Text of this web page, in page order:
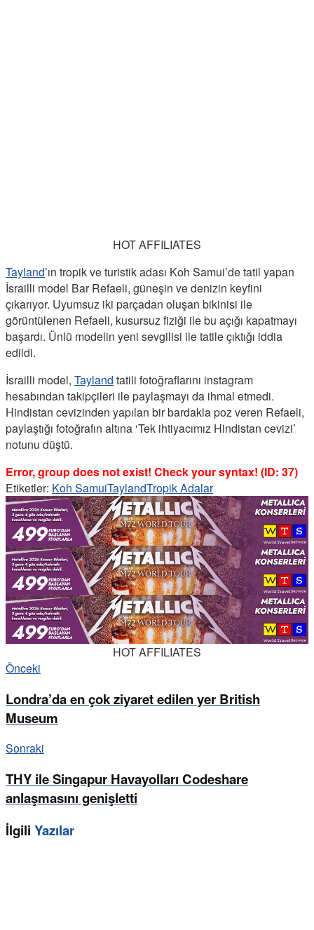
HOT AFFILIATES
Tayland’ın tropik ve turistik adası Koh Samui’de tatil yapan
İsrailli model Bar Refaeli, güneşin ve denizin keyfini
çıkarıyor. Uyumsuz iki parçadan oluşan bikinisi ile
görüntülenen Refaeli, kusursuz fiziği ile bu açığı kapatmayı
başardı. Ünlü modelin yeni sevgilisi ile tatile çıktığı iddia
edildi.
İsrailli model, Tayland tatili fotoğraflarını instagram
hesabından takipçileri ile paylaşmayı da ihmal etmedi.
Hindistan cevizinden yapılan bir bardakla poz veren Refaeli,
paylaştığı fotoğrafın altına ‘Tek ihtiyacımız Hindistan cevizi’
notunu düştü.
Error, group does not exist! Check your syntax! (ID: 37)
Etiketler: Koh SamuiTaylandTropik Adalar
HOT AFFILIATES
Önceki
Londra’da en çok ziyaret edilen yer British
Museum
Sonraki
THY ile Singapur Havayolları Codeshare
anlaşmasını genişletti
İlgili Yazılar